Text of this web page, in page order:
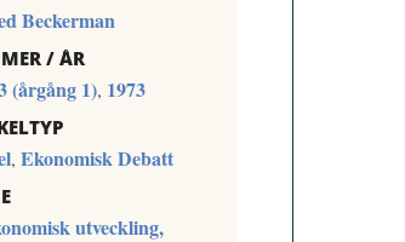
Beckerman
/ ÅR
(årgång 1), 1973
, Ekonomisk Debatt
utveckling,